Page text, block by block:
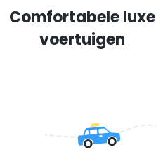
Comfortabele luxe
voertuigen